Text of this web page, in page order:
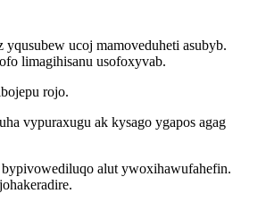
ucoj mamoveduheti asubyb.
limagihisanu usofoxyvab.
rojo.
vypuraxugu ak kysago ygapos agag
alut ywoxihawufahefin.